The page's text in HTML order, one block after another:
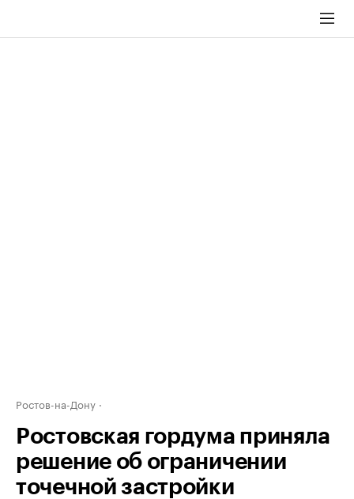
Ростов-на-Дону
Ростовская гордума приняла
решение об ограничении
точечной застройки